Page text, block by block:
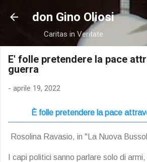
Passa ai contenuti
don Gino Oliosi
Caritas in Veritate
E' folle pretendere la pace
guerra
- aprile 19, 2022
È folle pretendere la pace
Rosolina Ravasio, in "La Nuova
I capi politici sanno parlare solo di